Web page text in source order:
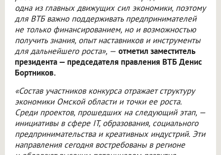
одна из главных движущих сил экономики, поэтому
для ВТБ важно поддерживать предпринимателей
не только финансированием, но и возможностью
получить знания, опыт наставников и инструменты
для дальнейшего роста», — отметил заместитель
президента — председателя правления ВТБ Денис
Бортников.
«Состав участников конкурса отражает структуру
экономики Омской области и точки ее роста.
Среди проектов, прошедших на следующий этап, —
инициативы в сфере IT, образования, социального
предпринимательства и креативных индустрий. Эти
направления сегодня востребованы в регионе